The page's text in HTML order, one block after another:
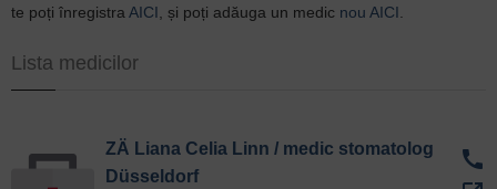
te poți înregistra AICI , și poți adăuga un medic nou AICI
Lista medicilor
ZÄ Liana Celia Linn / medic stomatolog
Düsseldorf
call